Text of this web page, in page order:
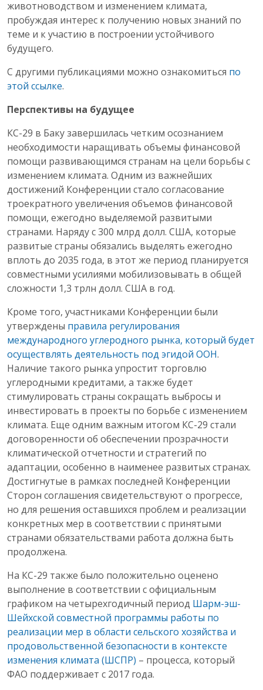
животноводством и изменением климата,
пробуждая интерес к получению новых знаний по
теме и к участию в построении устойчивого
будущего.
С другими публикациями можно ознакомиться по
этой ссылке.
Перспективы на будущее
КС-29 в Баку завершилась четким осознанием
необходимости наращивать объемы финансовой
помощи развивающимся странам на цели борьбы с
изменением климата. Одним из важнейших
достижений Конференции стало согласование
троекратного увеличения объемов финансовой
помощи, ежегодно выделяемой развитыми
странами. Наряду с 300 млрд долл. США, которые
развитые страны обязались выделять ежегодно
вплоть до 2035 года, в этот же период планируется
совместными усилиями мобилизовывать в общей
сложности 1,3 трлн долл. США в год.
Кроме того, участниками Конференции были
утверждены правила регулирования
международного углеродного рынка, который будет
осуществлять деятельность под эгидой ООН.
Наличие такого рынка упростит торговлю
углеродными кредитами, а также будет
стимулировать страны сокращать выбросы и
инвестировать в проекты по борьбе с изменением
климата. Еще одним важным итогом КС-29 стали
договоренности об обеспечении прозрачности
климатической отчетности и стратегий по
адаптации, особенно в наименее развитых странах.
Достигнутые в рамках последней Конференции
Сторон соглашения свидетельствуют о прогрессе,
но для решения оставшихся проблем и реализации
конкретных мер в соответствии с принятыми
странами обязательствами работа должна быть
продолжена.
На КС-29 также было положительно оценено
выполнение в соответствии с официальным
графиком на четырехгодичный период Шарм-эш-
Шейхской совместной программы работы по
реализации мер в области сельского хозяйства и
продовольственной безопасности в контексте
изменения климата (ШСПР) – процесса, который
ФАО поддерживает с 2017 года.